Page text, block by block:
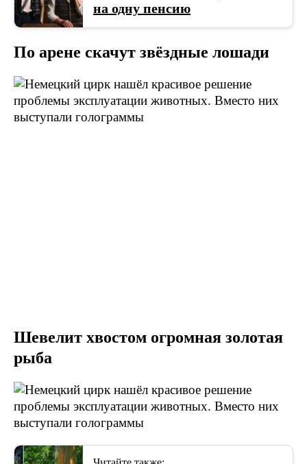
на одну пенсию
По арене скачут звёздные лошади
Шевелит хвостом огромная золотая
рыба